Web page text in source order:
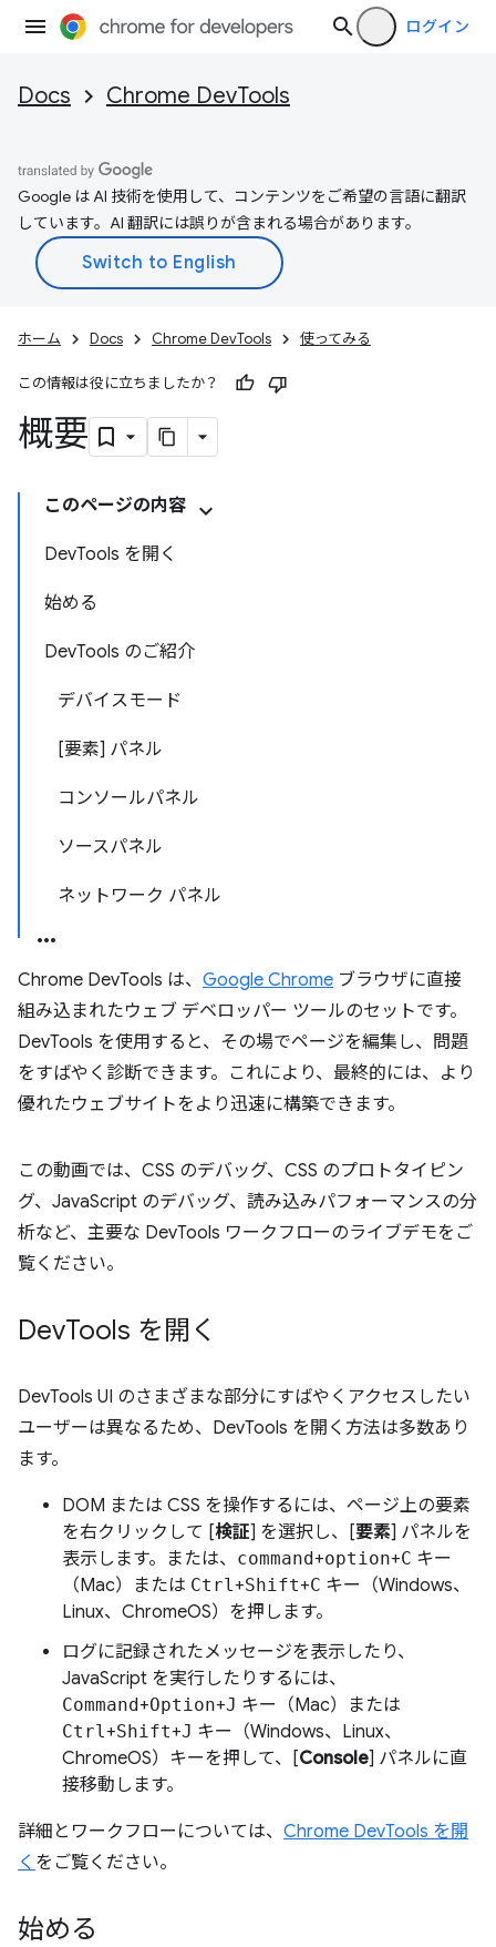
ログイン
Docs Chrome DevTools
Google は AI 技術を使用して、コンテンツをご希望の言語に翻訳
しています。AI 翻訳には誤りが含まれる場合があります。
ホーム Docs Chrome DevTools 使ってみる
この情報は役に立ちましたか？
概要
このページの内容
DevTools を開く
始める
DevTools のご紹介
デバイスモード
[要素] パネル
コンソールパネル
ソースパネル
ネットワーク パネル
Chrome DevTools は、 Google Chrome ブラウザに直接
組み込まれたウェブ デベロッパー ツールのセットです。
DevTools を使用すると、その場でページを編集し、問題
をすばやく診断できます。これにより、最終的には、より
優れたウェブサイトをより迅速に構築できます。
この動画では、CSS のデバッグ、CSS のプロトタイピン
グ、JavaScript のデバッグ、読み込みパフォーマンスの分
析など、主要な DevTools ワークフローのライブデモをご
覧ください。
DevTools を開く
DevTools UI のさまざまな部分にすばやくアクセスしたい
ユーザーは異なるため、DevTools を開く方法は多数あり
ます。
DOM または CSS を操作するには、ページ上の要素
を右クリックして [検証] を選択し、[要素] パネルを
表示します。または、 command+option+C キー
（Mac）または Ctrl+Shift+C キー（Windows、
Linux、ChromeOS）を押します。
ログに記録されたメッセージを表示したり、
JavaScript を実行したりするには、
Command+Option+J キー（Mac）または
Ctrl+Shift+J キー（Windows、Linux、
ChromeOS）キーを押して、[Console] パネルに直
接移動します。
詳細とワークフローについては、 Chrome DevTools を開
く をご覧ください。
始める